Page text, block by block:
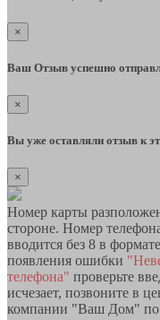
×
Ваш Отзыв успешно
×
Вы уже оставляли отзыв к
×
Номер карты
стороне. Номер
вводится без 8 в
появления ошибки
телефона" проверьте
исчезает, позвоните в
компании "Ваш Дом" по